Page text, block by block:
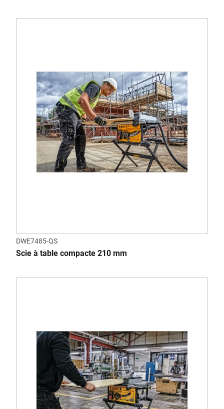
DWE7485-QS
Scie à table compacte 210 mm